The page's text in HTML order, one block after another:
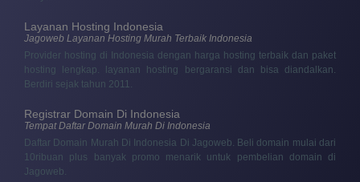
Layanan Hosting Indonesia
Jagoweb Layanan Hosting Murah Terbaik Indonesia
Provider hosting di Indonesia dengan harga hosting terbaik dan paket
hosting lengkap. layanan hosting bergaransi dan bisa diandalkan.
Berdiri sejak tahun 2011.
Registrar Domain Di Indonesia
Tempat Daftar Domain Murah Di Indonesia
Daftar Domain Murah Di Indonesia Di Jagoweb. Beli domain mulai dari
10ribuan plus banyak promo menarik untuk pembelian domain di
Jagoweb.